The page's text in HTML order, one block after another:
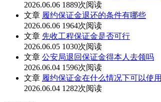
2026.06.06 1889次阅读
文章 履约保证金退还的条件有哪些
2026.06.06 1964次阅读
文章 先收工程保证金是否可行
2026.06.05 1030次阅读
文章 公安局退回保证金得本人去领吗
2026.06.04 1596次阅读
文章 履约保证金在什么情况下可以使用
2026.06.04 1282次阅读